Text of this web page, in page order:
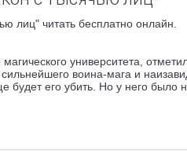
лиц" читать бесплатно онлайн.
университета,
воина-мага и
будет его убить. Но у него было